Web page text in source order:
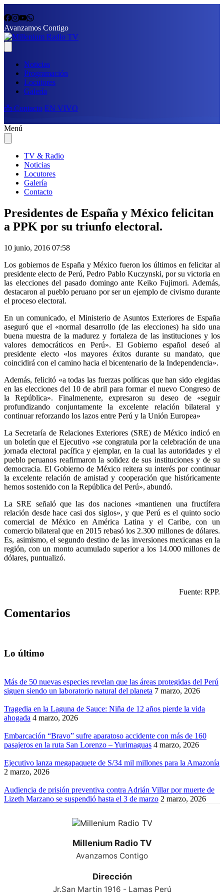
Avanzamos Contigo
Noticias
Programación
Locutores
Galería
📩 Contacto EN VIVO
Menú
TV & Radio
Noticias
Locutores
Galería
Contacto
Presidentes de España y México felicitan
a PPK por su triunfo electoral.
10 junio, 2016 07:58
Los gobiernos de España y México fueron los últimos en felicitar al
presidente electo de Perú, Pedro Pablo Kuczynski, por su victoria en
las elecciones del pasado domingo ante Keiko Fujimori. Además,
destacaron al pueblo peruano por ser un ejemplo de civismo durante
el proceso electoral.
En un comunicado, el Ministerio de Asuntos Exteriores de España
aseguró que el «normal desarrollo (de las elecciones) ha sido una
buena muestra de la madurez y fortaleza de las instituciones y los
valores democráticos en Perú». El Gobierno español deseó al
presidente electo «los mayores éxitos durante su mandato, que
coincidirá con el camino hacia el bicentenario de la Independencia».
Además, felicitó «a todas las fuerzas políticas que han sido elegidas
en las elecciones del 10 de abril para formar el nuevo Congreso de
la República». Finalmenente, expresaron su deseo de «seguir
profundizando conjuntamente la excelente relación bilateral y
continuar reforzando los lazos entre Perú y la Unión Europea»
La Secretaría de Relaciones Exteriores (SRE) de México indicó en
un boletín que el Ejecutivo «se congratula por la celebración de una
jornada electoral pacífica y ejemplar, en la cual las autoridades y el
pueblo peruanos reafirmaron la solidez de sus instituciones y de su
democracia. El Gobierno de México reitera su interés por continuar
la excelente relación de amistad y cooperación que históricamente
hemos sostenido con la República del Perú», abundó.
La SRE señaló que las dos naciones «mantienen una fructífera
relación desde hace casi dos siglos», y que Perú es el quinto socio
comercial de México en América Latina y el Caribe, con un
comercio bilateral que en 2015 rebasó los 2.300 millones de dólares.
Es, asimismo, el segundo destino de las inversiones mexicanas en la
región, con un monto acumulado superior a los 14.000 millones de
dólares, puntualizó.
Fuente: RPP.
Comentarios
Lo último
Más de 50 nuevas especies revelan que las áreas protegidas del Perú
siguen siendo un laboratorio natural del planeta 7 marzo, 2026
Tragedia en la Laguna de Sauce: Niña de 12 años pierde la vida
ahogada 4 marzo, 2026
Embarcación “Bravo” sufre aparatoso accidente con más de 160
pasajeros en la ruta San Lorenzo – Yurimaguas 4 marzo, 2026
Ejecutivo lanza megapaquete de S/34 mil millones para la Amazonía
2 marzo, 2026
Audiencia de prisión preventiva contra Adrián Villar por muerte de
Lizeth Marzano se suspendió hasta el 3 de marzo 2 marzo, 2026
Millenium Radio TV
Avanzamos Contigo
Dirección
Jr.San Martin 1916 - Lamas Perú